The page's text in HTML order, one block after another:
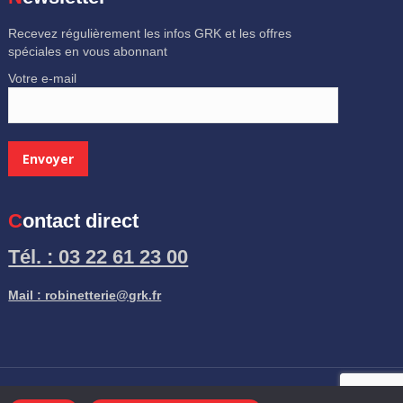
Recevez régulièrement les infos GRK et les offres
spéciales en vous abonnant
Votre e-mail
Contact direct
Tél. : 03 22 61 23 00
Mail : robinetterie@grk.fr